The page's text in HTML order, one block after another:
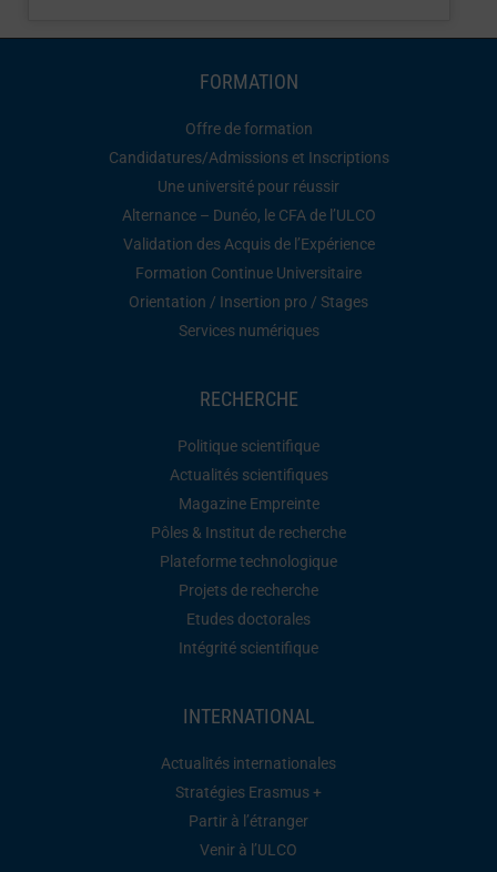
FORMATION
Offre de formation
Candidatures/Admissions et Inscriptions
Une université pour réussir
Alternance – Dunéo, le CFA de l’ULCO
Validation des Acquis de l’Expérience
Formation Continue Universitaire
Orientation / Insertion pro / Stages
Services numériques
RECHERCHE
Politique scientifique
Actualités scientifiques
Magazine Empreinte
Pôles & Institut de recherche
Plateforme technologique
Projets de recherche
Etudes doctorales
Intégrité scientifique
INTERNATIONAL
Actualités internationales
Stratégies Erasmus +
Partir à l’étranger
Venir à l’ULCO